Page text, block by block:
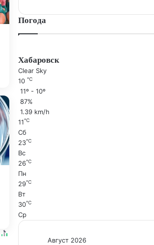
Погода
Хабаровск
Clear Sky
10℃
11º - 10º
87%
1.39 km/h
11℃
Сб
23℃
Вс
26℃
Пн
29℃
Вт
30℃
Ср
Август 2026